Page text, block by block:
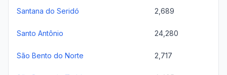
Santana do Seridó 2,689
Santo Antônio 24,280
São Bento do Norte 2,717